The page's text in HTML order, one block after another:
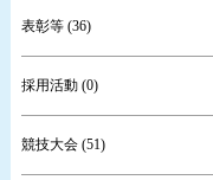
表彰等 (36)
採用活動 (0)
競技大会 (51)